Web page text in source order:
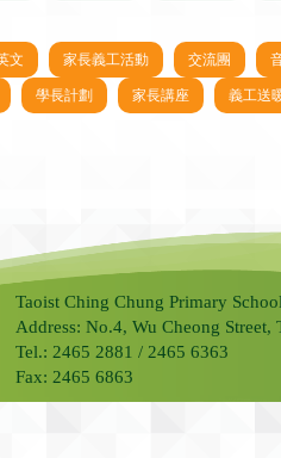
文 家長義工活動 交流團
學長計劃 家長講座 義工送
Taoist Ching Chung Primary
Address: No.4, Wu Cheong Street,
Tel.: 2465 2881 / 2465 6363
Fax: 2465 6863